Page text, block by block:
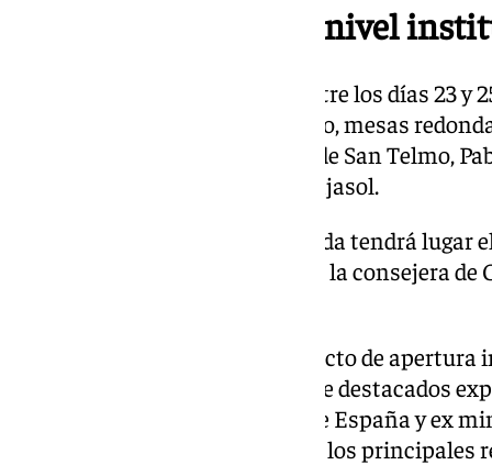
Un programa de alto nivel
El encuentro se desarrollará entre los días 23
que combina sesiones de trabajo, mesas
emblemáticos como el Palacio de San Telmo,
Tres Culturas y la Fundación Cajasol.
La recepción oficial de bienvenida tendrá lugar
Pabellón Mudéjar, presidida por la consejera
El viernes 24 se iniciará con el acto de
Cajasol, seguido de ponencias de destacados
ellas figuran la del embajador de España y ex
Alfonso Dastis, quien analizará los principales